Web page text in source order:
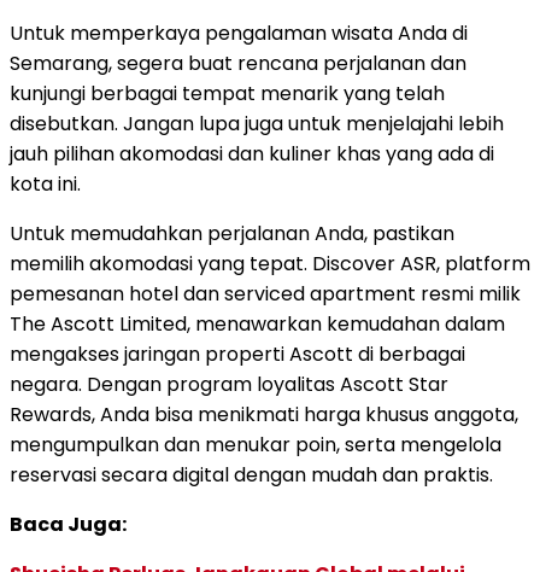
Untuk memperkaya pengalaman wisata Anda di
Semarang, segera buat rencana perjalanan dan
kunjungi berbagai tempat menarik yang telah
disebutkan. Jangan lupa juga untuk menjelajahi lebih
jauh pilihan akomodasi dan kuliner khas yang ada di
kota ini.
Untuk memudahkan perjalanan Anda, pastikan
memilih akomodasi yang tepat. Discover ASR, platform
pemesanan hotel dan serviced apartment resmi milik
The Ascott Limited, menawarkan kemudahan dalam
mengakses jaringan properti Ascott di berbagai
negara. Dengan program loyalitas Ascott Star
Rewards, Anda bisa menikmati harga khusus anggota,
mengumpulkan dan menukar poin, serta mengelola
reservasi secara digital dengan mudah dan praktis.
Baca Juga: